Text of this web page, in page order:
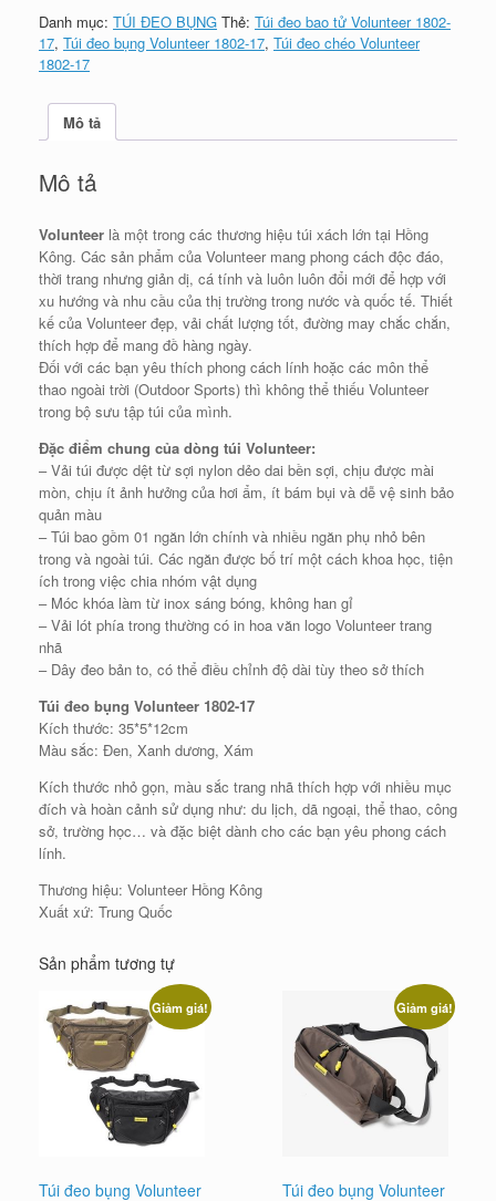
1802-
17
số
Danh mục: TÚI ĐEO BỤNG Thẻ: Túi đeo bao tử Volunteer 1802-
17, Túi đeo bụng Volunteer 1802-17, Túi đeo chéo Volunteer
1802-17
Mô tả
Mô tả
Volunteer là một trong các thương hiệu túi xách lớn tại Hồng
Kông. Các sản phẩm của Volunteer mang phong cách độc đáo,
thời trang nhưng giản dị, cá tính và luôn luôn đổi mới để hợp với
xu hướng và nhu cầu của thị trường trong nước và quốc tế. Thiết
kế của Volunteer đẹp, vải chất lượng tốt, đường may chắc chắn,
thích hợp để mang đồ hàng ngày.
Đối với các bạn yêu thích phong cách lính hoặc các môn thể
thao ngoài trời (Outdoor Sports) thì không thể thiếu Volunteer
trong bộ sưu tập túi của mình.
Đặc điểm chung của dòng túi Volunteer:
– Vải túi được dệt từ sợi nylon dẻo dai bền sợi, chịu được mài
mòn, chịu ít ảnh hưởng của hơi ẩm, ít bám bụi và dễ vệ sinh bảo
quản màu
– Túi bao gồm 01 ngăn lớn chính và nhiều ngăn phụ nhỏ bên
trong và ngoài túi. Các ngăn được bố trí một cách khoa học, tiện
ích trong việc chia nhóm vật dụng
– Móc khóa làm từ inox sáng bóng, không han gỉ
– Vải lót phía trong thường có in hoa văn logo Volunteer trang
nhã
– Dây đeo bản to, có thể điều chỉnh độ dài tùy theo sở thích
Túi đeo bụng Volunteer 1802-17
Kích thước: 35*5*12cm
Màu sắc: Đen, Xanh dương, Xám
Kích thước nhỏ gọn, màu sắc trang nhã thích hợp với nhiều mục
đích và hoàn cảnh sử dụng như: du lịch, dã ngoại, thể thao, công
sở, trường học… và đặc biệt dành cho các bạn yêu phong cách
lính.
Thương hiệu: Volunteer Hồng Kông
Xuất xứ: Trung Quốc
Sản phẩm tương tự
Giảm giá!
Túi đeo bụng Volunteer
Giảm giá!
Túi đeo bụng Volunteer